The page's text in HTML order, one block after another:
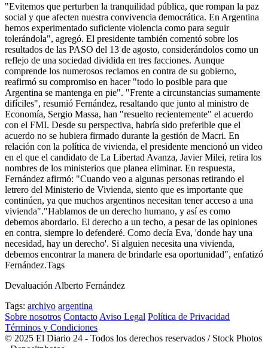
"Evitemos que perturben la tranquilidad pública, que rompan la paz
social y que afecten nuestra convivencia democrática. En Argentina
hemos experimentado suficiente violencia como para seguir
tolerándola", agregó. El presidente también comentó sobre los
resultados de las PASO del 13 de agosto, considerándolos como un
reflejo de una sociedad dividida en tres facciones. Aunque
comprende los numerosos reclamos en contra de su gobierno,
reafirmó su compromiso en hacer "todo lo posible para que
Argentina se mantenga en pie". "Frente a circunstancias sumamente
difíciles", resumió Fernández, resaltando que junto al ministro de
Economía, Sergio Massa, han "resuelto recientemente" el acuerdo
con el FMI. Desde su perspectiva, habría sido preferible que el
acuerdo no se hubiera firmado durante la gestión de Macri. En
relación con la política de vivienda, el presidente mencionó un video
en el que el candidato de La Libertad Avanza, Javier Milei, retira los
nombres de los ministerios que planea eliminar. En respuesta,
Fernández afirmó: "Cuando veo a algunas personas retirando el
letrero del Ministerio de Vivienda, siento que es importante que
continúen, ya que muchos argentinos necesitan tener acceso a una
vivienda"."Hablamos de un derecho humano, y así es como
debemos abordarlo. El derecho a un techo, a pesar de las opiniones
en contra, siempre lo defenderé. Como decía Eva, 'donde hay una
necesidad, hay un derecho'. Si alguien necesita una vivienda,
debemos encontrar la manera de brindarle esa oportunidad", enfatizó
Fernández.Tags
Devaluación Alberto Fernández
Tags: archivo argentina
Sobre nosotros Contacto Aviso Legal Política de Privacidad
Términos y Condiciones
© 2025 El Diario 24 - Todos los derechos reservados / Stock Photos